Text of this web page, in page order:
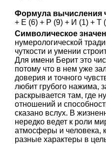
Формула вычисления
+ Е (6) + Р (9) + И (1) + Т
Символическое
нумерологической
чуткости и умении
Для имени Берит это
потому что в нем уже
доверия и точного
любит грубого нажима,
раскрывается там, где
отношений и
сказано вслух. В
нередко ведет к роли
атмосферы и человека,
разные характеры в